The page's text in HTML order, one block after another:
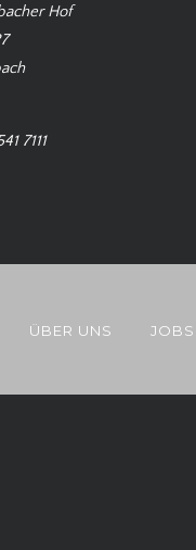
Hof
7111
ÜBER UNS JOBS